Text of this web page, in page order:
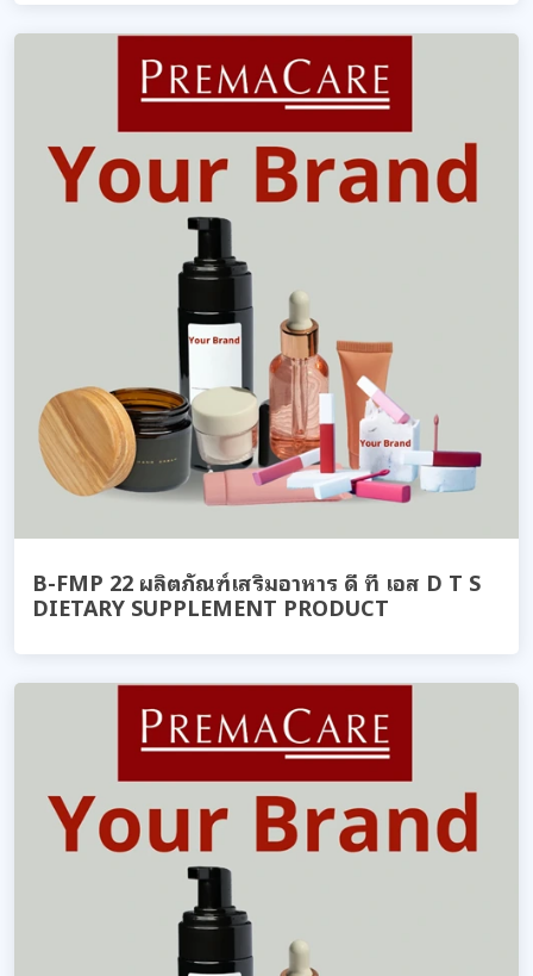
B-FMP 22 ผลิตภัณฑ์เสริมอาหาร ดี ที เอส D T S
DIETARY SUPPLEMENT PRODUCT